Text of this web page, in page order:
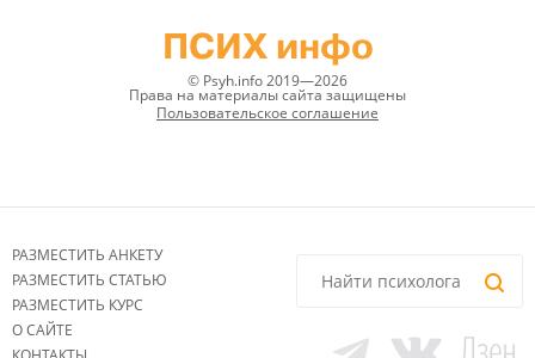
ПСИХ инфо
© Psyh.info 2019—2026
Права на материалы сайта защищены
Пользовательское соглашение
РАЗМЕСТИТЬ АНКЕТУ
РАЗМЕСТИТЬ СТАТЬЮ
РАЗМЕСТИТЬ КУРС
О САЙТЕ